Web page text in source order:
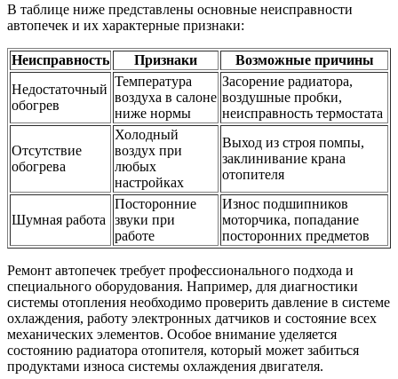
В таблице ниже представлены основные неисправности
автопечек и их характерные признаки:
Неисправность Признаки
Возможные причины
Недостаточный
обогрев
Температура
воздуха в салоне
ниже нормы
Засорение радиатора,
воздушные пробки,
неисправность термостата
Отсутствие
обогрева
Холодный
воздух при
любых
настройках
Выход из строя помпы,
заклинивание крана
отопителя
Шумная работа
Посторонние
звуки при
работе
Износ подшипников
моторчика, попадание
посторонних предметов
Ремонт автопечек требует профессионального подхода и
специального оборудования. Например, для диагностики
системы отопления необходимо проверить давление в системе
охлаждения, работу электронных датчиков и состояние всех
механических элементов. Особое внимание уделяется
состоянию радиатора отопителя, который может забиться
продуктами износа системы охлаждения двигателя.